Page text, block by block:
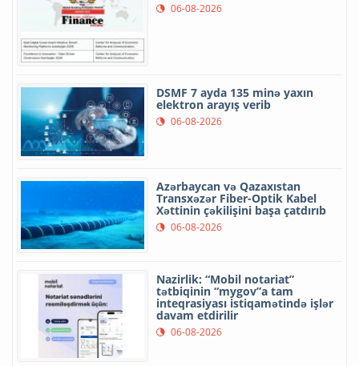
06-08-2026
DSMF 7 ayda 135 minə yaxın
elektron arayış verib
06-08-2026
Azərbaycan və Qazaxıstan
Transxəzər Fiber-Optik Kabel
Xəttinin çəkilişini başa çatdırıb
06-08-2026
Nazirlik: “Mobil notariat”
tətbiqinin “mygov”a tam
inteqrasiyası istiqamətində işlər
davam etdirilir
06-08-2026